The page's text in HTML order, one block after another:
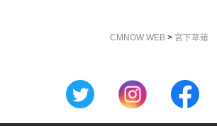
CMNOW WEB> 宮下草薙